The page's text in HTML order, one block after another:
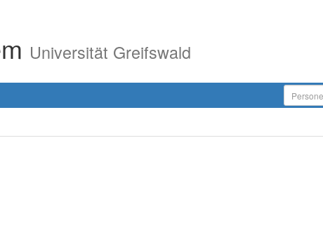
Universität Greifswald